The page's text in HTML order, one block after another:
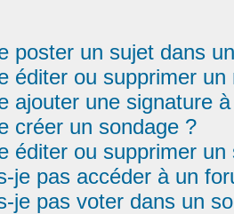
poster un sujet dans
éditer ou supprimer un
ajouter une signature
créer un sondage ?
éditer ou supprimer un
je pas accéder à un
je pas voter dans un